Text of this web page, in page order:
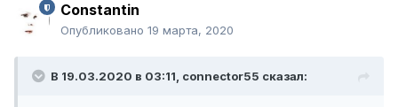
Constantin
Опубликовано 19 марта, 2020
В 19.03.2020 в 03:11, connector55 сказал: